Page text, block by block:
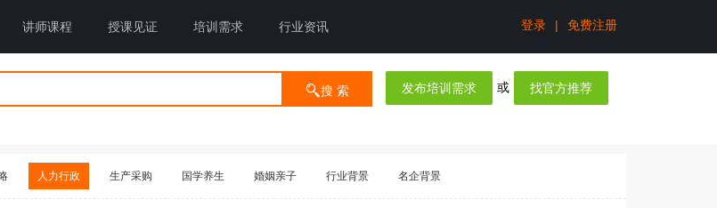
讲师课程 授课见证 培训需求 行业资讯 登录 | 免费注册
搜 索
发布培训需求 或 找官方推荐
人力行政 生产采购 国学养生 婚姻亲子 行业背景 名企背景